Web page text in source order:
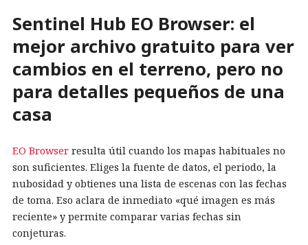
Sentinel Hub EO Browser: el
mejor archivo gratuito para ver
cambios en el terreno, pero no
para detalles pequeños de una
casa
EO Browser resulta útil cuando los mapas habituales no
son suficientes. Eliges la fuente de datos, el periodo, la
nubosidad y obtienes una lista de escenas con las fechas
de toma. Eso aclara de inmediato «qué imagen es más
reciente» y permite comparar varias fechas sin
conjeturas.